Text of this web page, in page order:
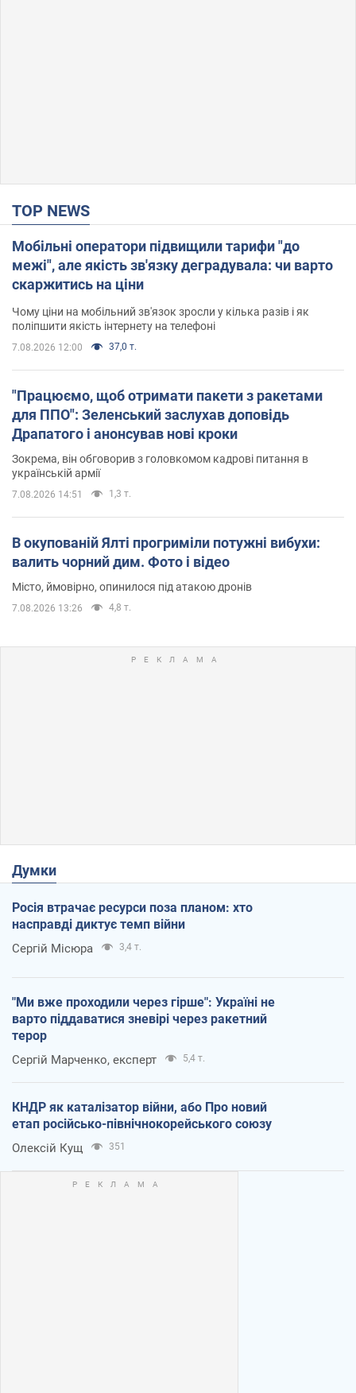
TOP NEWS
Мобільні оператори підвищили тарифи "до
межі", але якість зв'язку деградувала: чи варто
скаржитись на ціни
Чому ціни на мобільний зв'язок зросли у кілька разів і як
поліпшити якість інтернету на телефоні
7.08.2026 12:00 37,0 т.
"Працюємо, щоб отримати пакети з ракетами
для ППО": Зеленський заслухав доповідь
Драпатого і анонсував нові кроки
Зокрема, він обговорив з головкомом кадрові питання в
українській армії
7.08.2026 14:51 1,3 т.
В окупованій Ялті прогриміли потужні вибухи:
валить чорний дим. Фото і відео
Місто, ймовірно, опинилося під атакою дронів
7.08.2026 13:26 4,8 т.
Думки
Росія втрачає ресурси поза планом: хто
насправді диктує темп війни
Сергій Місюра 3,4 т.
"Ми вже проходили через гірше": Україні не
варто піддаватися зневірі через ракетний
терор
Сергій Марченко, експерт 5,4 т.
КНДР як каталізатор війни, або Про новий
етап російсько-північнокорейського союзу
Олексій Кущ 351